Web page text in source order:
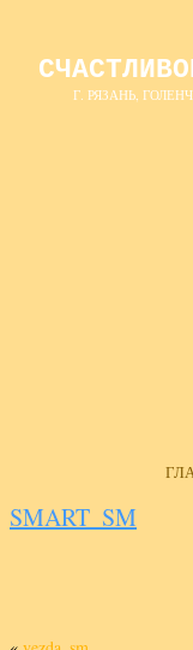
Г. РЯЗАНЬ,
SMART_SM